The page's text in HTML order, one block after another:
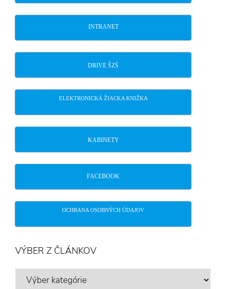
INTRANET
DRIVE ŠZŠ
ELEKTRONICKÁ ŽIACKA KNIŽKA
KABINETY
FACEBOOK
OCHRANA OSOBNÝCH ÚDAJOV
VÝBER Z ČLÁNKOV
VÝBER